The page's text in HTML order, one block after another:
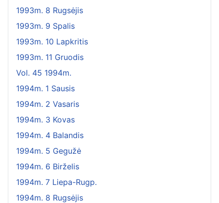
1993m. 8 Rugsėjis
1993m. 9 Spalis
1993m. 10 Lapkritis
1993m. 11 Gruodis
Vol. 45 1994m.
1994m. 1 Sausis
1994m. 2 Vasaris
1994m. 3 Kovas
1994m. 4 Balandis
1994m. 5 Gegužė
1994m. 6 Birželis
1994m. 7 Liepa-Rugp.
1994m. 8 Rugsėjis